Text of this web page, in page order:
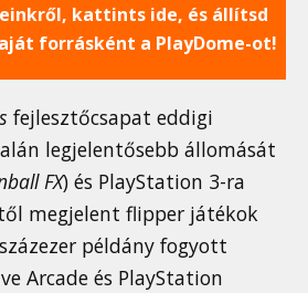
kattints ide, és állítsd
forrásként a PlayDome-ot!
fejlesztőcsapat eddigi
legjelentősebb állomását
FX) és PlayStation 3-ra
megjelent flipper játékok
példány fogyott
Arcade és PlayStation